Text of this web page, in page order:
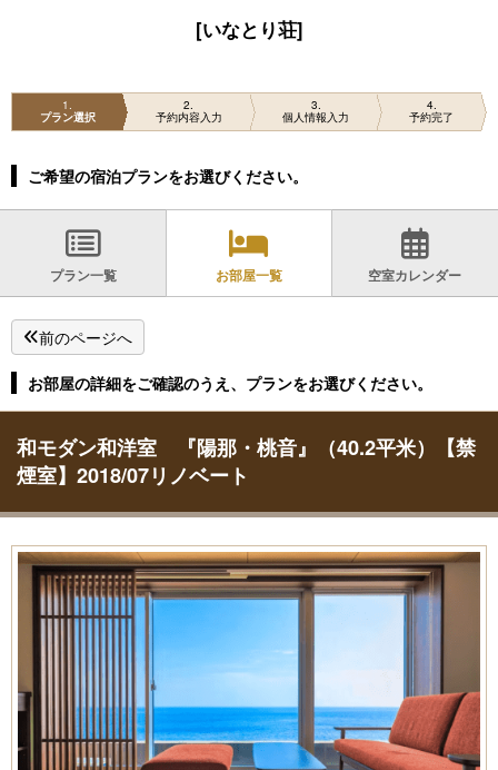
[いなとり荘]
1
プラン選択
2
予約内容入力
3
個人情報入力
4
予約完了
ご希望の宿泊プランをお選びください。
プラン一覧 お部屋一覧 空室カレンダー
前のページへ
お部屋の詳細をご確認のうえ、プランをお選びください。
和モダン和洋室 『陽那・桃音』（40.2平米）【禁
煙室】2018/07リノベート